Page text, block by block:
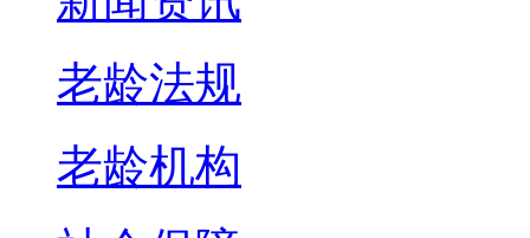
老龄法规
老龄机构